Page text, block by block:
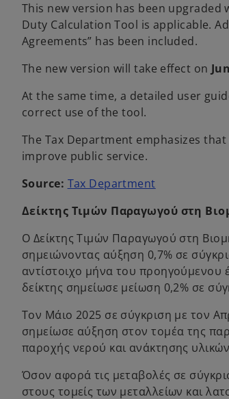
e
w
t
a
This new version has been
Duty Calculation Tool is applicable.
Agreements” has been included.
The new version will take effect on
At the same time, a detailed user
correct use of the tool.
The Tax Department emphasizes
improve public service.
Source: Tax Departmento
e
s
i
a
n
e
w
a
Δείκτης Τιμών Παραγωγού στη
Ο Δείκτης Τιμών Παραγωγού στη
σημειώνοντας αύξηση 0,7% σε
αντίστοιχο μήνα του προηγούμενου
δείκτης σημείωσε μείωση 0,2% σε
Τον Μάιο 2025 σε σύγκριση με τον
σημείωσε αύξηση στον τομέα της
παροχής νερού και ανάκτησης
Όσον αφορά τις μεταβολές σε
στους τομείς των μεταλλείων και